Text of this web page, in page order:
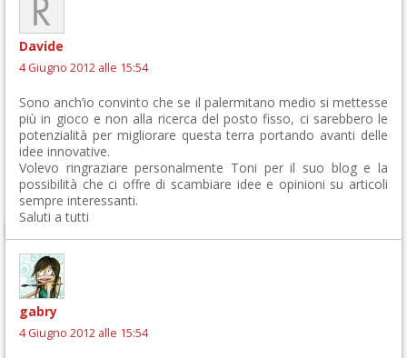
Davide
4 Giugno 2012 alle 15:54
Sono anch’io convinto che se il palermitano medio si mettesse
più in gioco e non alla ricerca del posto fisso, ci sarebbero le
potenzialità per migliorare questa terra portando avanti delle
idee innovative.
Volevo ringraziare personalmente Toni per il suo blog e la
possibilità che ci offre di scambiare idee e opinioni su articoli
sempre interessanti.
Saluti a tutti
gabry
4 Giugno 2012 alle 15:54